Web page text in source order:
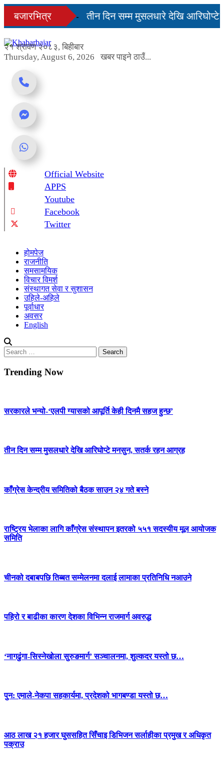
Skip
content
बजारभित्र
सहज हुन्छ’
तीन दिन सम्म मुसलधारे देखि आरिघोप्टे
२१ श्रावण २०८३, बिहीबार
Thursday, August 6, 2026
खबर पाइने ठाउँ...
Online News Portal
Official Website
APPS
Youtube
Facebook
Twitter
होमपेज
राजनीति
समसामयिक
विचार विमर्श
संस्थागत सेवा र सुशासन
उहिले-अहिले
पूर्वाधार
अवसर
English
Search
for:
Trending Now
सरकारले भन्यो-‘एलपी ग्यासको आपूर्ति केही दिनमै सहज हुन्छ’
तीन दिन सम्म मुसलधारे देखि आरिघोप्टे मनसुन, सतर्क रहन आग्रह
काँग्रेस केन्द्रीय समितिको बैठक साउन २४ गते बस्ने
राष्ट्रिय भेलाका लागि काँग्रेस संस्थापन इतरको ५५१ सदस्यीय मूल आयोजक
समिति
चीनको दबाबपछि तिब्बत सम्मेलनमा दलाई लामाका प्रतिनिधि नआउने
पहिरो र बाढीका कारण देशका विभिन्न राजमार्ग अवरुद्ध
‘नागढुंगा-सिस्नेखोला सुरुङमार्ग’ सञ्चालनमा, शुल्कदर यस्तो छ…
पुन: एमाले-नेकपा सहकार्यमा, प्रदेशको भागबण्डा यस्तो छ…
आठ लाख २१ हजार घुससहित सिँचाइ डिभिजन सर्लाहीका प्रमुख र अधिकृत
पक्राउ